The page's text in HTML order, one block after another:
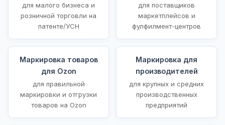
для малого бизнеса и
розничной торговли на
патенте/УСН
для поставщиков
маркетплейсов и
фулфилмент-центров
Маркировка товаров
для Ozon
для правильной
маркировки и отгрузки
товаров на Ozon
Маркировка для
производителей
для крупных и средних
производственных
предприятий